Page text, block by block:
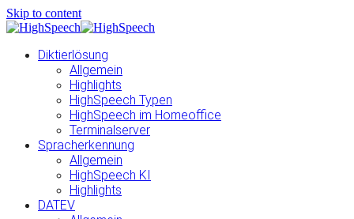
Skip to content
Diktierlösung
Allgemein
Highlights
HighSpeech Typen
HighSpeech im Homeoffice
Terminalserver
Spracherkennung
Allgemein
HighSpeech KI
Highlights
DATEV